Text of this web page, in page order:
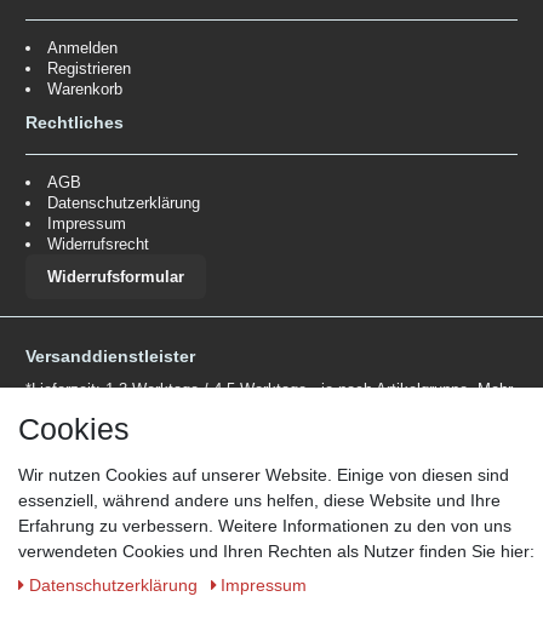
Anmelden
Registrieren
Warenkorb
Rechtliches
AGB
Datenschutzerklärung
Impressum
Widerrufsrecht
Widerrufsformular
Versanddienstleister
*Lieferzeit: 1-3 Werktage / 4-5 Werktage - je nach Artikelgruppe.Mehr
Zahlungsmöglichkeiten
Wir behalten uns das Recht vor im Einzelfall bestimmte
Cookies
Wir nutzen Cookies auf unserer Website. Einige von diesen sind
essenziell, während andere uns helfen, diese Website und Ihre
Erfahrung zu verbessern. Weitere Informationen zu den von uns
verwendeten Cookies und Ihren Rechten als Nutzer finden Sie hier:
Daten­schutz­erklärung
Impressum